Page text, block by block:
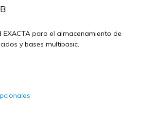
para el almacenamiento de
y bases multibasic.